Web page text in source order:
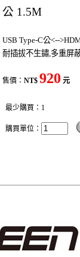
公 1.5M
USB Type-C公<--
耐插拔不生鏽,多重屏
售價： NT$ 920 元
最少購買：1
購買單位：